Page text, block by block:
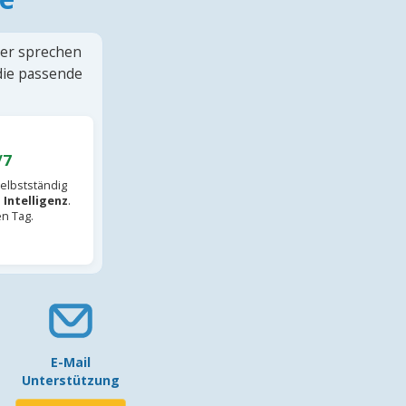
sprechen
passende
Intelligenz.
Tag.
E-Mail
Unterstützung